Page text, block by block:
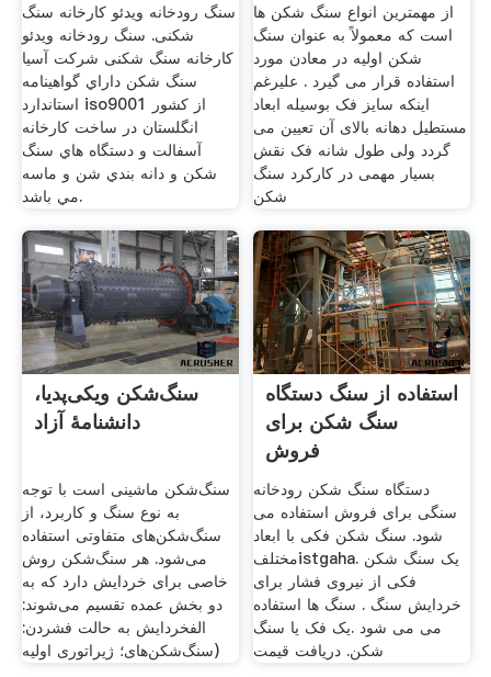
سنگ رودخانه ویدئو کارخانه سنگ
شکنی. سنگ رودخانه ویدئو
کارخانه سنگ شکنی شرکت آسیا
سنگ شکن داراي گواهينامه
استاندارد iso9001 از كشور
انگلستان در ساخت كارخانه
آسفالت و دستگاه هاي سنگ
شكن و دانه بندي شن و ماسه
مي باشد.
از مهمترین انواع سنگ شکن ها
است که معمولاً به عنوان سنگ
شکن اولیه در معادن مورد
استفاده قرار می گیرد . علیرغم
اینکه سایز فک بوسیله ابعاد
مستطیل دهانه بالای آن تعیین می
گردد ولی طول شانه فک نقش
بسیار مهمی در کارکرد سنگ
شکن
سنگ‌شکن ویکی‌پدیا،
دانشنامهٔ آزاد
سنگ‌شکن ماشینی است با توجه
به نوع سنگ و کاربرد، از
سنگ‌شکن‌های متفاوتی استفاده
می‌شود. هر سنگ‌شکن روش
خاصی برای خردایش دارد که به
دو بخش عمده تقسیم می‌شوند:
الفخردایش به حالت فشردن:
(سنگ‌شکن‌های؛ ژیراتوری اولیه
استفاده از سنگ دستگاه
سنگ شکن برای
فروش
دستگاه سنگ شکن رودخانه
سنگی برای فروش استفاده می
شود. سنگ شکن فکی با ابعاد
مختلفistgaha. یک سنگ شکن
فکی از نیروی فشار برای
خردایش سنگ . سنگ ها استفاده
می می شود .یک فک یا سنگ
شکن. دریافت قیمت